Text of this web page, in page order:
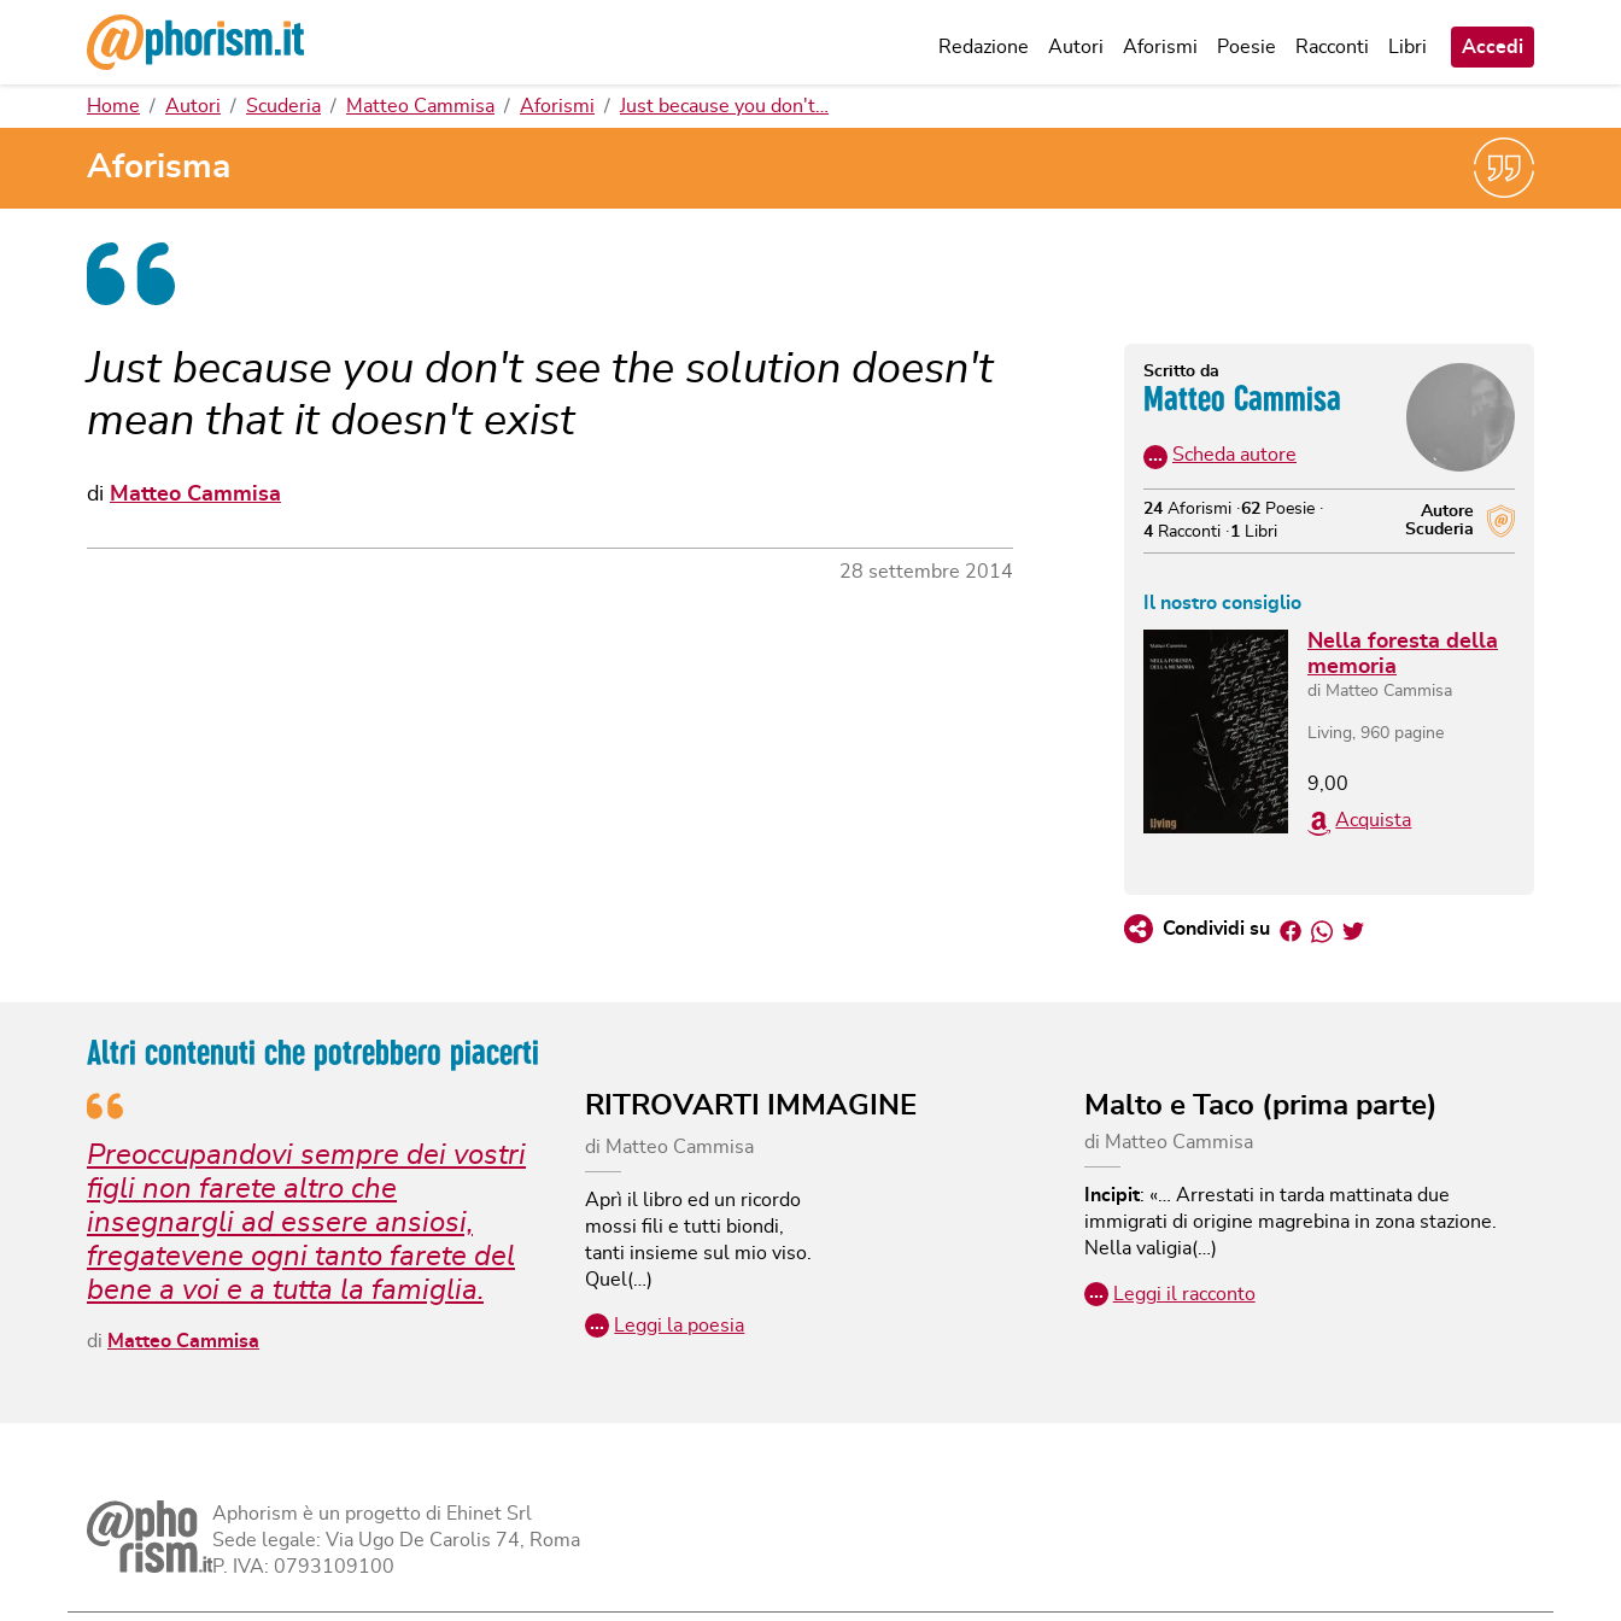
Redazione Autori Aforismi Poesie Racconti Libri Accedi
Home Autori Scuderia Matteo Cammisa Aforismi Just because you don't…
Aforisma
Just because you don't see the solution doesn't
mean that it doesn't exist
di Matteo Cammisa
28 settembre 2014
Scritto da
Matteo Cammisa
… Scheda autore
Autore
Scuderia
24 Aforismi 62 Poesie
4 Racconti 1 Libri
Il nostro consiglio
Nella foresta della
memoria
di Matteo Cammisa
Living 960 pagine
9,00
Acquista
Condividi su Facebook
Whatsapp
Twitter
Altri contenuti che potrebbero piacerti
Preoccupandovi sempre dei vostri
figli non farete altro che
insegnargli ad essere ansiosi,
fregatevene ogni tanto farete del
bene a voi e a tutta la famiglia.
di Matteo Cammisa
RITROVARTI IMMAGINE
di Matteo Cammisa
Aprì il libro ed un ricordo
mossi fili e tutti biondi,
tanti insieme sul mio viso.
Quel(…)
… Leggi la poesia
Malto e Taco (prima parte)
di Matteo Cammisa
Incipit: «… Arrestati in tarda mattinata due
immigrati di origine magrebina in zona stazione.
Nella valigia(…)
… Leggi il racconto
Aphorism è un progetto di Ehinet Srl
Sede legale: Via Ugo De Carolis 74, Roma
P. IVA: 0793109100